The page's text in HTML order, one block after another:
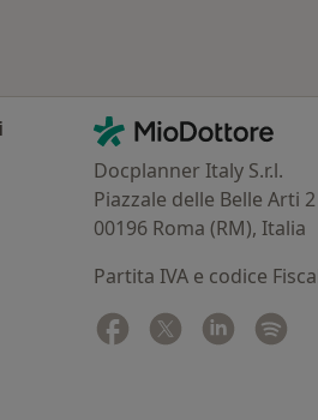
Contatti
MioDottore - Homepage
Docplanner Italy S.r.l.
Piazzale delle Belle Arti 2
00196 Roma (RM), Italia
Partita IVA e codice
Facebook
si apre in una nuova
Twitter
si apre in una
Linkedin
si apre